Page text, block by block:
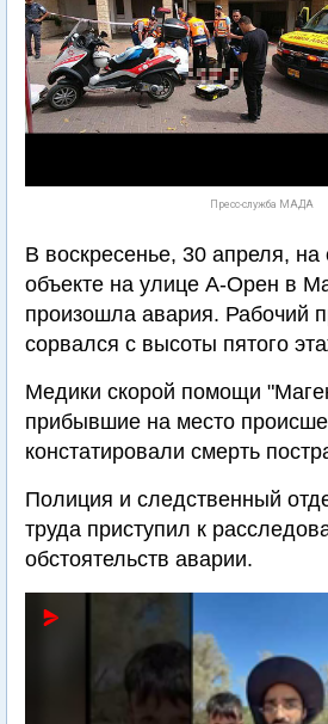
Пресс-служба МАДА
В воскресенье, 30 апреля, на
объекте на улице А-Орен в
произошла авария. Рабочий
сорвался с высоты пятого
Медики скорой помощи
прибывшие на место
констатировали смерть
Полиция и следственный
труда приступил к
обстоятельств аварии.